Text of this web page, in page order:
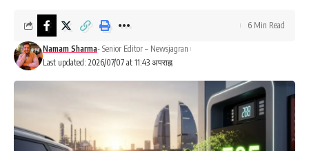
Last updated: 2026/07/07 at 11:43 अपराह्न
Namam Sharma- Senior Editor – Newsjagran
6 Min Read